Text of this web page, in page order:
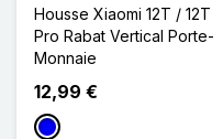
Housse Xiaomi 12T / 12T
Pro Rabat Vertical Porte-
Monnaie
12,99 €
Bleu